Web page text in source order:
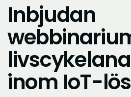
Inbjudan
inom IoT-